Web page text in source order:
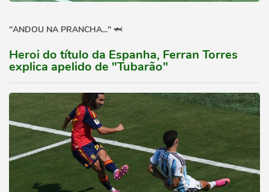
"ANDOU NA PRANCHA..." 🦈
Heroi do título da Espanha, Ferran Torres
explica apelido de "Tubarão"